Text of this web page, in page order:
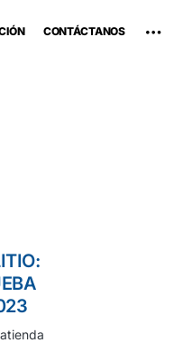
CONTÁCTANOS